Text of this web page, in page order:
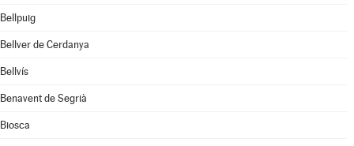
Bellpuig
Bellver de Cerdanya
Bellvís
Benavent de Segrià
Biosca